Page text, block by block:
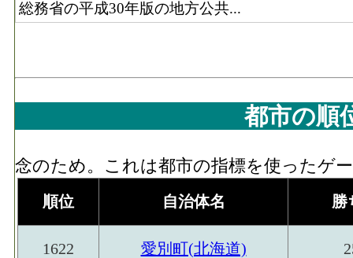
総務省の平成30年版の地方公共...
都市の順
念のため。これは都市の指標を使ったゲ
順位 自治体名 勝
1622 愛別町(北海道)